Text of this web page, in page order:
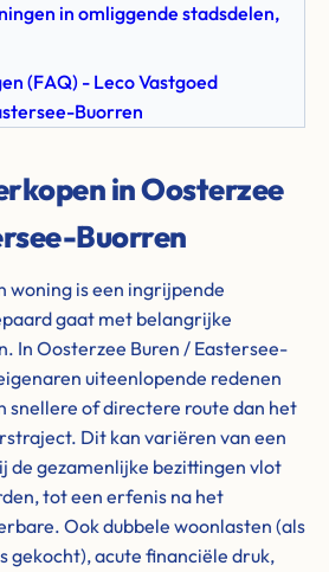
in omliggende stadsdelen,
(FAQ) - Leco Vastgoed
Buorren
in Oosterzee
Buorren
woning is een ingrijpende
gaat met belangrijke
In Oosterzee Buren / Eastersee-
uiteenlopende redenen
snellere of directere route dan het
Dit kan variëren van een
de gezamenlijke bezittingen vlot
tot een erfenis na het
Ook dubbele woonlasten (als
gekocht), acute financiële druk,